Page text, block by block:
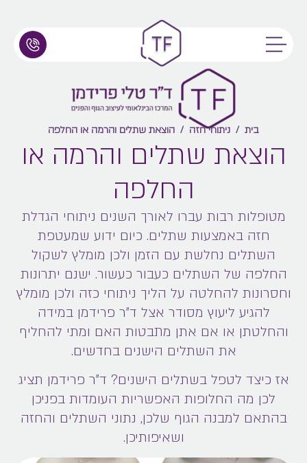
בית / ניתוחי חזה / הוצאת שתלים והרמה או החלפה
הוצאת שתלים והרמה או
החלפה
מטופלות רבות עברו לאורך השנים ניתוחי הגדלת
חזה באמצעות שתלים. כיום ידוע שמעטפת
השתלים נחלשת עם הזמן ולכן מומלץ לשקול
החלפה של השתלים כעבור כעשור. ישנם יתרונות
וחסרונות להחלטה על הליך ניתוחי כזה ולכן מומלץ
להגיע ליעוץ מסודר אצל ד"ר פרידמן במידה
והחלטתן או אם אתן מתבטות האם ומתי להחליף
את השתלים הישנים בחדשים.
אז כיצד לטפל בשתלים הישנים? ד"ר פרידמן תציג
לכן מה החלופות האפשריות העומדות בפניכן
בהתאם למבנה הגוף שלכן, נתוני השתלים והחזה
ושאיפותיכן.